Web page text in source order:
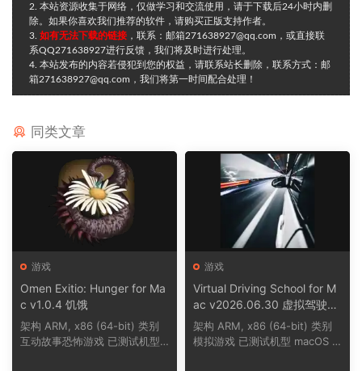
2. 本站资源收集于网络，仅做学习和交流使用，请于下载后24小时内删
除。如果你喜欢我们推荐的软件，请购买正版支持作者。
3. 如有无法下载的链接 ，联系：邮箱271638927@qq.com，或直接联
系QQ271638927进行反馈，我们将及时进行处理。
4. 本站发布的内容若侵犯到您的权益，请联系站长删除，联系方式：邮
箱271638927@qq.com，我们将第一时间配合处理！
同类文章
游戏
Omen Exitio: Hunger for Ma
c v1.0.4 饥饿
架构 ARM, x86 (64-bit) 类别
互动故事恐怖游戏 已测试机型
游戏
Virtual Driving School for M
ac v2026.06.30 虚拟驾驶学
校
架构 ARM, x86 (64-bit) 类别
模拟游戏 已测试机型 macOS T